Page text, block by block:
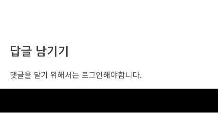
답글 남기기
댓글을 달기 위해서는 로그인해야합니다.